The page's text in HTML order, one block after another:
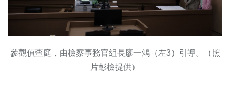
參觀偵查庭，由檢察事務官組長廖一鴻（左3）引導。（照
片彰檢提供）